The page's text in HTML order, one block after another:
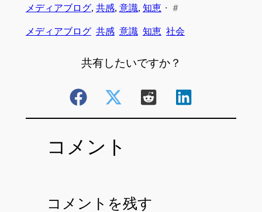
メディアブログ, 共感, 意識, 知恵・ ＃
メディアブログ 共感 意識 知恵 社会
共有したいですか？
コメント
コメントを残す